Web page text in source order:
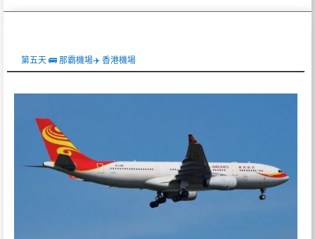
第五天 🚌 那霸機場✈️ 香港機場